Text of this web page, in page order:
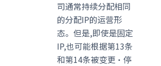
司通常持续分配相同
的分配IP的运营形
态。但是,即使是固定
IP,也可能根据第13条
和第14条被变更·停